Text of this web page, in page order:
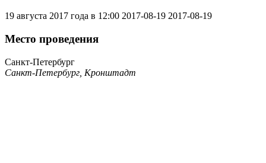
19 августа 2017 года в 12:00 2017-08-19 2017-08-19
Место проведения
Санкт-Петербург
Санкт-Петербург, Кронштадт